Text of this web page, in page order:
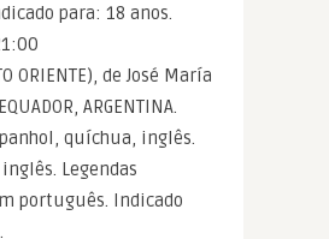
para: 18 anos.
ORIENTE), de José María
ARGENTINA.
quíchua, inglês.
Legendas
português. Indicado